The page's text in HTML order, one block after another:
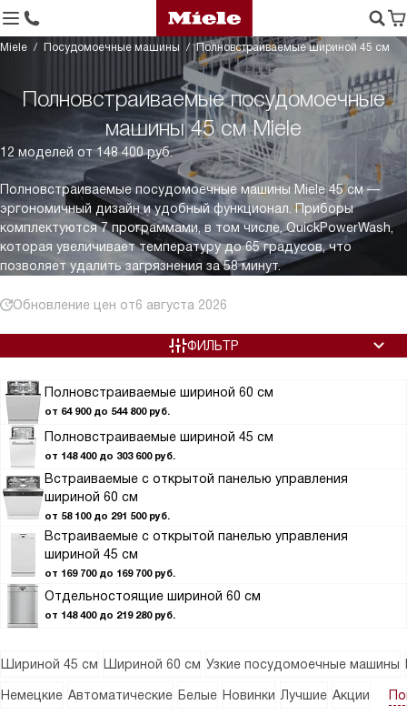
Miele Посудомоечные машины Полновстраиваемые шириной 45 см
Полновстраиваемые посудомоечные
машины 45 см Miele
12 моделей от 148 400 руб.
Полновстраиваемые посудомоечные машины Miele 45 см —
эргономичный дизайн и удобный функционал. Приборы
комплектуются 7 программами, в том числе, QuickPowerWash,
которая увеличивает температуру до 65 градусов, что
позволяет удалить загрязнения за 58 минут.
Обновление цен от6 августа 2026
Полновстраиваемые шириной 60 см
от 64 900 до 544 800 руб.
Полновстраиваемые шириной 45 см
от 148 400 до 303 600 руб.
Встраиваемые с открытой панелью управления
шириной 60 см
от 58 100 до 291 500 руб.
Встраиваемые с открытой панелью управления
шириной 45 см
от 169 700 до 169 700 руб.
Отдельностоящие шириной 60 см
от 148 400 до 219 280 руб.
ФИЛЬТР
Шириной 45 см Шириной 60 см Узкие посудомоечные машины
Немецкие Автоматические Белые Новинки Лучшие Акции